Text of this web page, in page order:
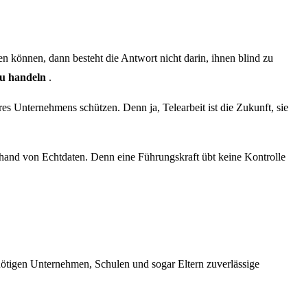
können, dann besteht die Antwort nicht darin, ihnen blind zu
handeln .
Unternehmens schützen. Denn ja, Telearbeit ist die Zukunft, sie
von Echtdaten. Denn eine Führungskraft übt keine Kontrolle
Unternehmen, Schulen und sogar Eltern zuverlässige